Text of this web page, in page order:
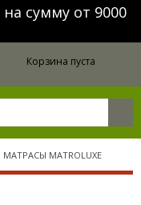
на сумму от 9000
Корзина пуста
МАТРАСЫ MATROLUXE